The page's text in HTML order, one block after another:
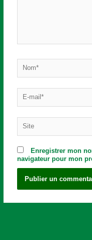
Nom*
E-
mail*
Site
Enregistrer mon
navigateur pour mon